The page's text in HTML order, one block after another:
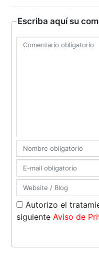
Escriba aquí su
Autorizo el
siguienteAviso de